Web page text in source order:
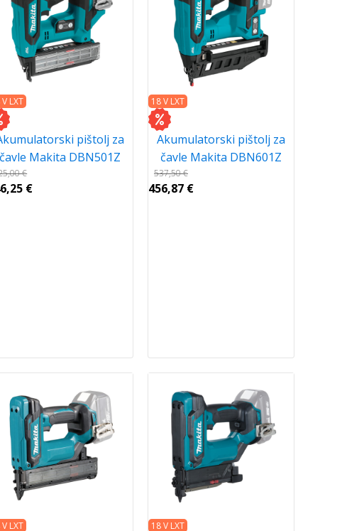
LXT
pištolj za
čavle Makita DBN501Z
€
€
18 V LXT
Akumulatorski pištolj za
čavle Makita DBN601Z
537,50€
456,87 €
LXT 18 V LXT